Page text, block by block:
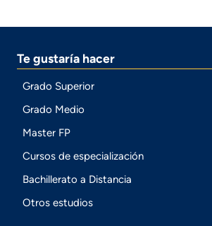
Te gustaría hacer
Grado Superior
Grado Medio
Master FP
Cursos de especialización
Bachillerato a Distancia
Otros estudios